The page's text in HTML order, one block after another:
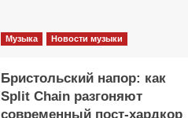
Музыка Новости музыки
Бристольский напор: как
Split Chain разгоняют
современный пост-хардкор